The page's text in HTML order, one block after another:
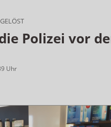
Polizei vor
Uhr